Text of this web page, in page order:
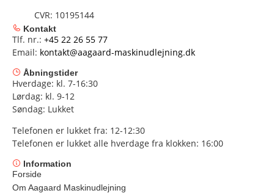
CVR: 10195144
Kontakt
Tlf. nr.: +45 22 26 55 77
Email: kontakt@aagaard-maskinudlejning.dk
Åbningstider
Hverdage: kl. 7-16:30
Lørdag: kl. 9-12
Søndag: Lukket
Telefonen er lukket fra: 12-12:30
Telefonen er lukket alle hverdage fra klokken: 16:00
Information
Forside
Om Aagaard Maskinudlejning